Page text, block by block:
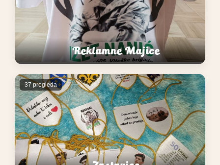
Reklamne Majice
37 pregleda